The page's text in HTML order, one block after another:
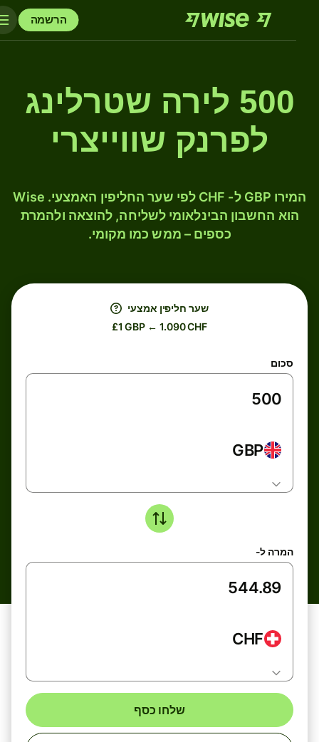
הרשמה
500 לירה שטרלינג
לפרנק שווייצרי
המירו GBP ל- CHF לפי שער החליפין האמצעי. Wise
הוא החשבון הבינלאומי לשליחה, להוצאה ולהמרת
כספים – ממש כמו מקומי.
שער חליפין אמצעי
£1 GBP ← 1.090 CHF
סכום
GBP
המרה ל-
CHF
שלחו כסף